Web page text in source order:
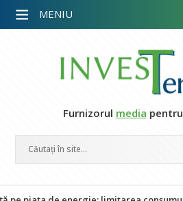
Furnizorul media
MENIU